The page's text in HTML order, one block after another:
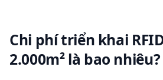
Chi phí triển khai
2.000m² là bao nhiêu?